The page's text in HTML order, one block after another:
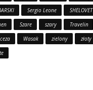
Sergio Leone
SHELOVET
Szare szary
Travelin
Wasak zielony
złoty